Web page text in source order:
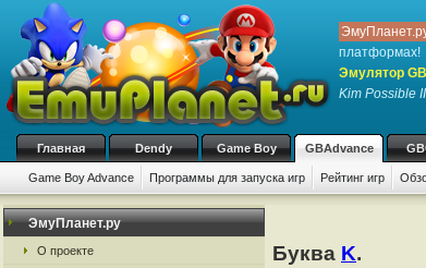
платформах!
Эмулятор
Kim Possible
Главная Dendy Game Boy GBAdvance
Game Boy Advance Программы для запуска игр Рейтинг игр
ЭмуПланет.ру
О проекте Буква K.